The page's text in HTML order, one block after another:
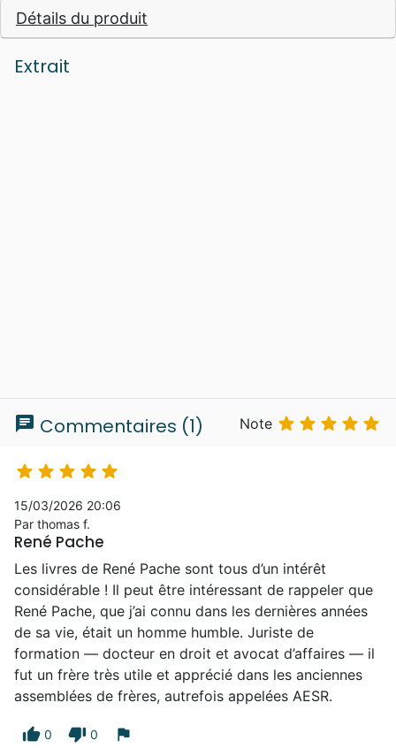
traduits en d’autres langues.
Détails du produit
Extrait
chat Commentaires (1) Note     
    
15/03/2026 20:06
Par thomas f.
René Pache
Les livres de René Pache sont tous d’un intérêt
considérable ! Il peut être intéressant de rappeler que
René Pache, que j’ai connu dans les dernières années
de sa vie, était un homme humble. Juriste de
formation — docteur en droit et avocat d’affaires — il
fut un frère très utile et apprécié dans les anciennes
assemblées de frères, autrefois appelées AESR.
thumb_up 0 thumb_down 0 flag